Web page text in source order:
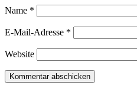
Name *
E-Mail-Adresse *
Website